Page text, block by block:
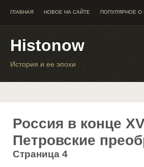
ГЛАВНАЯ НОВОЕ НА САЙТЕ ПОПУЛЯРНОЕ О
Histonow
История и ее эпохи
Россия в конце
Петровские
Страница 4